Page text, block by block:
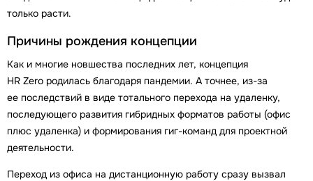
только расти.
Причины рождения концепции
Как и многие новшества последних лет, концепция
HR Zero родилась благодаря пандемии. А точнее, из-за
ее последствий в виде тотального перехода на удаленку,
последующего развития гибридных форматов работы (офис
плюс удаленка) и формирования гиг-команд для проектной
деятельности.
Переход из офиса на дистанционную работу сразу вызвал